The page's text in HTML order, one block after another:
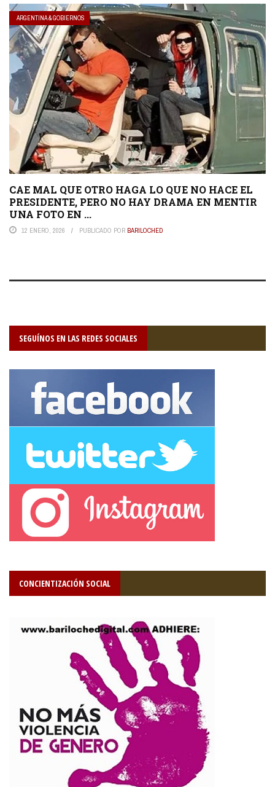
ARGENTINA & GOBIERNOS
CAE MAL QUE OTRO HAGA LO QUE NO HACE EL
PRESIDENTE, PERO NO HAY DRAMA EN MENTIR
UNA FOTO EN ...
12 ENERO, 2026 PUBLICADO POR BARILOCHED
SEGUÍNOS EN LAS REDES SOCIALES
CONCIENTIZACIÓN SOCIAL